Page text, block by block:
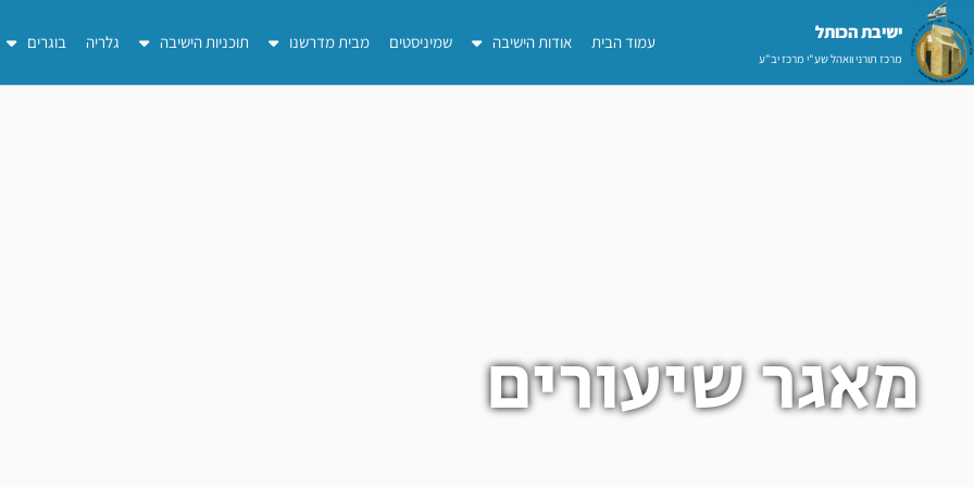
דילוג
לתוכן
ישיבת הכותל​
מרכז תורני וואהל שע"י מרכז יב"ע
עמוד הבית אודות הישיבה שמיניסטים מבית מדרשנו תוכניות הישיבה גלריה בוגרים
מאגר שיעורים